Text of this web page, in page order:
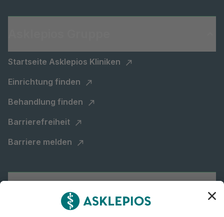
Startseite Asklepios Kliniken
Einrichtung finden
Behandlung finden
Barrierefreiheit
Barriere melden